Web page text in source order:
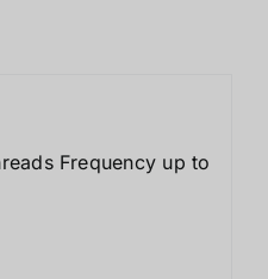
Frequency up to